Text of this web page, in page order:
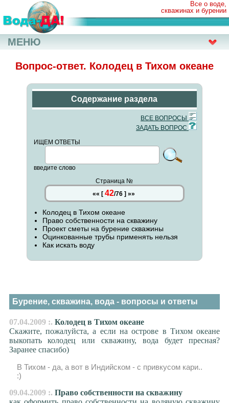
Все о воде,
скважинах и бурении
Вопрос-ответ. Колодец в Тихом океане
Содержание раздела
ВСЕ ВОПРОСЫ
ЗАДАТЬ ВОПРОС
ИЩЕМ ОТВЕТЫ
введите слово
Страница №
«« [ 42/76] »»
Колодец в Тихом океане
Право собственности на скважину
Проект сметы на бурение скважины
Оцинкованные трубы применять нельзя
Как искать воду
Бурение, скважина, вода - вопросы и ответы
07.04.2009 :. Колодец в Тихом океане
Скажите, пожалуйста, а если на острове в Тихом океане
выкопать колодец или скважину, вода будет пресная?
Заранее спасибо)
В Тихом - да, а вот в Индийском - с привкусом кари..
:)
09.04.2009 :. Право собственности на скважину
МЕНЮ